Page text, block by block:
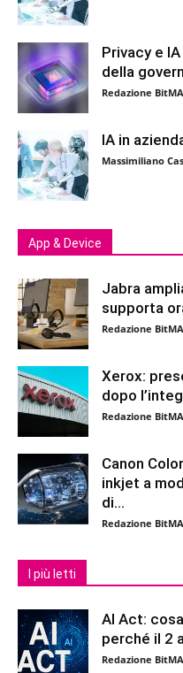
Privacy e
della
Redazione
IA in
Massimiliano
App & Device
Jabra
supporta
Redazione
Xerox:
dopo
Redazione
Canon
inkjet a
di...
Redazione
I più letti
AI Act:
perché il 2
Redazione